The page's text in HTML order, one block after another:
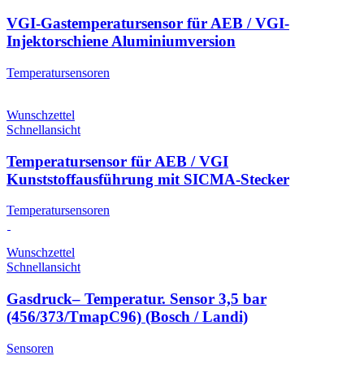
VGI-Gastemperatursensor für AEB / VGI-
Injektorschiene Aluminiumversion
Temperatursensoren
Wunschzettel
Schnellansicht
Temperatursensor für AEB / VGI
Kunststoffausführung mit SICMA-Stecker
Temperatursensoren
Wunschzettel
Schnellansicht
Gasdruck– Temperatur. Sensor 3,5 bar
(456/373/TmapC96) (Bosch / Landi)
Sensoren